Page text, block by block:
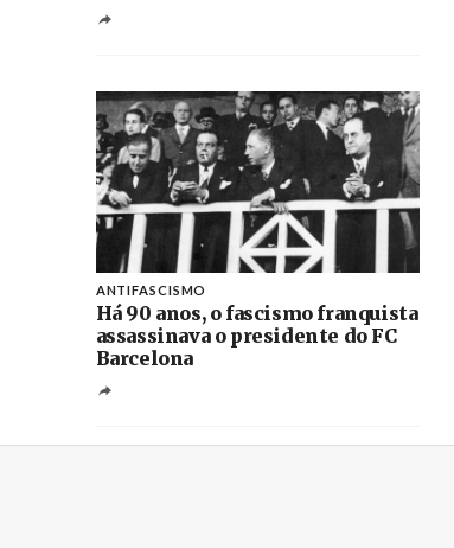
ANTIFASCISMO
Há 90 anos, o fascismo franquista
assassinava o presidente do FC
Barcelona